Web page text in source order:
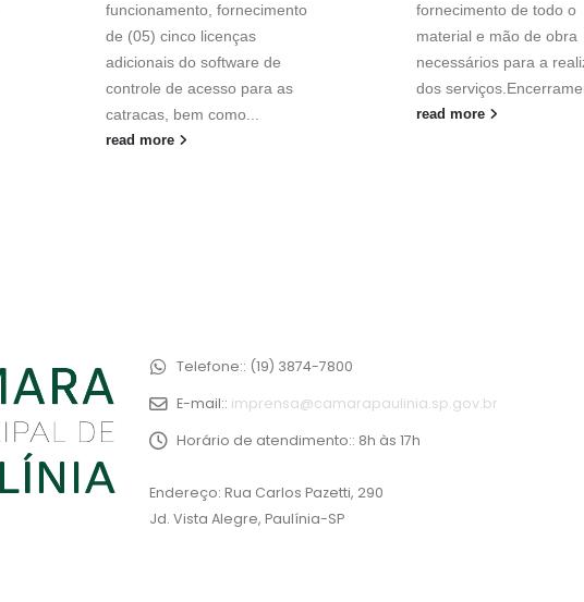
funcionamento, fornecimento
de (05) cinco licenças
adicionais do software de
controle de acesso para as
catracas, bem como...
read more
fornecimento de todo o
material e mão de obra
necessários para a
dos
read more
Telefone:: (19) 3874-7800
E-mail:: imprensa@camarapaulinia.sp.gov.br
Horário de atendimento:: 8h às 17h
Endereço: Rua Carlos Pazetti, 290
Jd. Vista Alegre, Paulínia-SP